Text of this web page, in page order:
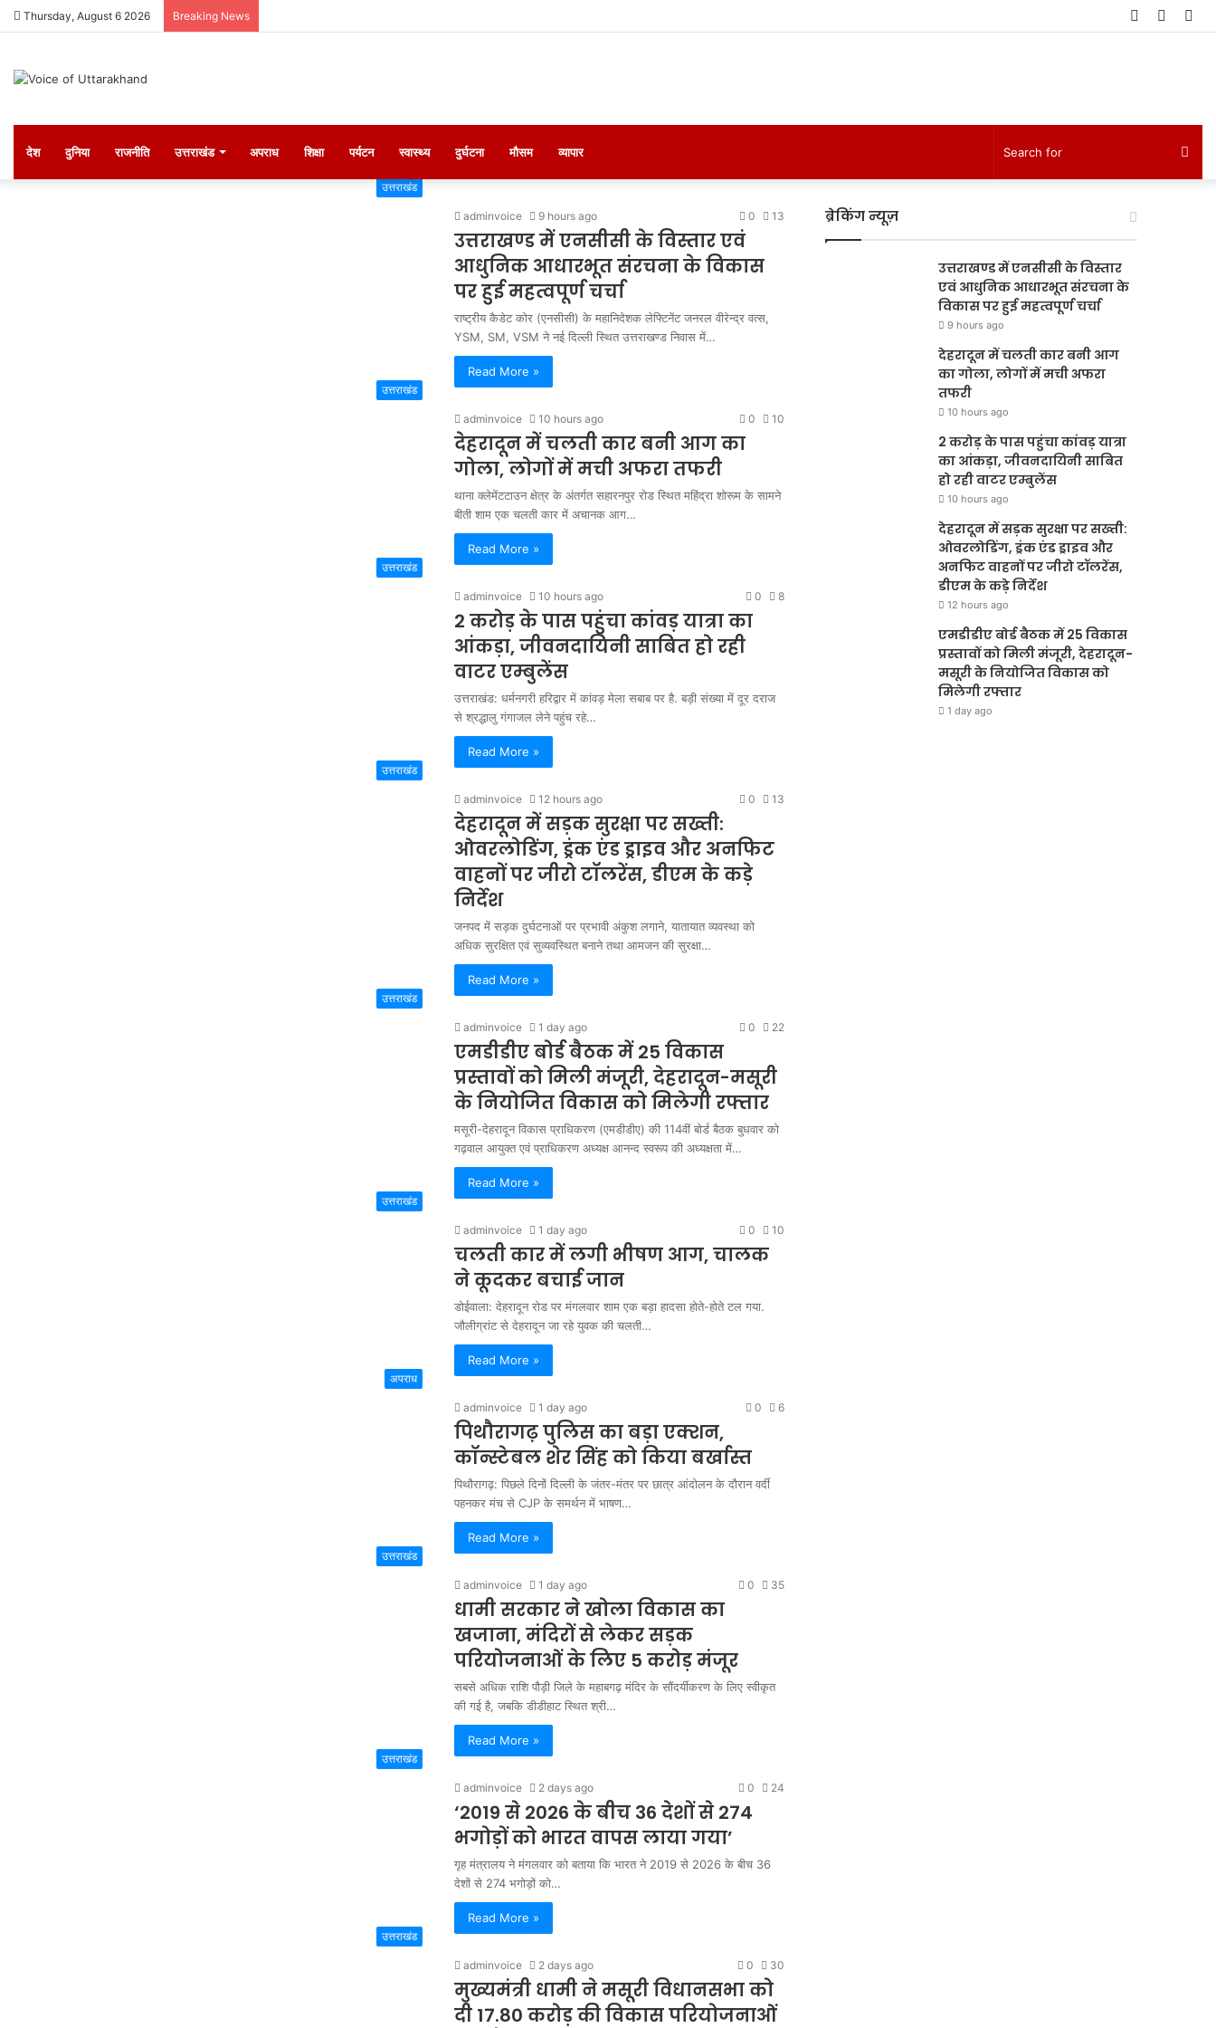
Thursday, August 6 2026 Breaking News
Log
देश दुनिया राजनीति उत्तराखंड अपराध शिक्षा पर्यटन स्वास्थ्य दुर्घटना मौसम व्यापार
उत्तराखंड
adminvoice 9 hours ago 0 13
उत्तराखण्ड में एनसीसी के विस्तार एवं
आधुनिक आधारभूत संरचना के विकास
पर हुई महत्वपूर्ण चर्चा
राष्ट्रीय कैडेट कोर (एनसीसी) के महानिदेशक लेफ्टिनेंट जनरल वीरेन्द्र वत्स,
YSM, SM, VSM ने नई दिल्ली स्थित उत्तराखण्ड निवास में…
Read More »
उत्तराखंड
adminvoice 10 hours ago 0 10
देहरादून में चलती कार बनी आग का
गोला, लोगों में मची अफरा तफरी
थाना क्लेमेंटटाउन क्षेत्र के अंतर्गत सहारनपुर रोड स्थित महिंद्रा शोरूम के सामने
बीती शाम एक चलती कार में अचानक आग…
Read More »
उत्तराखंड
adminvoice 10 hours ago 0 8
2 करोड़ के पास पहुंचा कांवड़ यात्रा का
आंकड़ा, जीवनदायिनी साबित हो रही
वाटर एम्बुलेंस
उत्तराखंड: धर्मनगरी हरिद्वार में कांवड़ मेला सबाब पर है. बड़ी संख्या में दूर दराज
से श्रद्धालु गंगाजल लेने पहुंच रहे…
Read More »
उत्तराखंड
adminvoice 12 hours ago 0 13
देहरादून में सड़क सुरक्षा पर सख्ती:
ओवरलोडिंग, ड्रंक एंड ड्राइव और अनफिट
वाहनों पर जीरो टॉलरेंस, डीएम के कड़े
निर्देश
जनपद में सड़क दुर्घटनाओं पर प्रभावी अंकुश लगाने, यातायात व्यवस्था को
अधिक सुरक्षित एवं सुव्यवस्थित बनाने तथा आमजन की सुरक्षा…
Read More »
उत्तराखंड
adminvoice 1 day ago 0 22
एमडीडीए बोर्ड बैठक में 25 विकास
प्रस्तावों को मिली मंजूरी, देहरादून-मसूरी
के नियोजित विकास को मिलेगी रफ्तार
मसूरी-देहरादून विकास प्राधिकरण (एमडीडीए) की 114वीं बोर्ड बैठक बुधवार को
गढ़वाल आयुक्त एवं प्राधिकरण अध्यक्ष आनन्द स्वरूप की अध्यक्षता में…
Read More »
उत्तराखंड
adminvoice 1 day ago 0 10
चलती कार में लगी भीषण आग, चालक
ने कूदकर बचाई जान
डोईवाला: देहरादून रोड पर मंगलवार शाम एक बड़ा हादसा होते-होते टल गया.
जौलीग्रांट से देहरादून जा रहे युवक की चलती…
Read More »
अपराध
adminvoice 1 day ago 0 6
पिथौरागढ़ पुलिस का बड़ा एक्शन,
कॉन्स्टेबल शेर सिंह को किया बर्खास्त
पिथौरागढ़: पिछले दिनों दिल्ली के जंतर-मंतर पर छात्र आंदोलन के दौरान वर्दी
पहनकर मंच से CJP के समर्थन में भाषण…
Read More »
उत्तराखंड
adminvoice 1 day ago 0 35
धामी सरकार ने खोला विकास का
खजाना, मंदिरों से लेकर सड़क
परियोजनाओं के लिए 5 करोड़ मंजूर
सबसे अधिक राशि पौड़ी जिले के महाबगढ़ मंदिर के सौंदर्यीकरण के लिए स्वीकृत
की गई है, जबकि डीडीहाट स्थित श्री…
Read More »
उत्तराखंड
adminvoice 2 days ago 0 24
‘2019 से 2026 के बीच 36 देशों से 274
भगोड़ों को भारत वापस लाया गया’
गृह मंत्रालय ने मंगलवार को बताया कि भारत ने 2019 से 2026 के बीच 36
देशों से 274 भगोड़ों को…
Read More »
उत्तराखंड
adminvoice 2 days ago 0 30
मुख्यमंत्री धामी ने मसूरी विधानसभा को
दी 17.80 करोड़ की विकास परियोजनाओं
ब्रेकिंग न्यूज़
उत्तराखण्ड में एनसीसी के विस्तार
एवं आधुनिक आधारभूत संरचना के
विकास पर हुई महत्वपूर्ण चर्चा
9 hours ago
देहरादून में चलती कार बनी आग
का गोला, लोगों में मची अफरा
तफरी
10 hours ago
2 करोड़ के पास पहुंचा कांवड़ यात्रा
का आंकड़ा, जीवनदायिनी साबित
हो रही वाटर एम्बुलेंस
10 hours ago
देहरादून में सड़क सुरक्षा पर सख्ती:
ओवरलोडिंग, ड्रंक एंड ड्राइव और
अनफिट वाहनों पर जीरो टॉलरेंस,
डीएम के कड़े निर्देश
12 hours ago
एमडीडीए बोर्ड बैठक में 25 विकास
प्रस्तावों को मिली मंजूरी, देहरादून-
मसूरी के नियोजित विकास को
मिलेगी रफ्तार
1 day ago